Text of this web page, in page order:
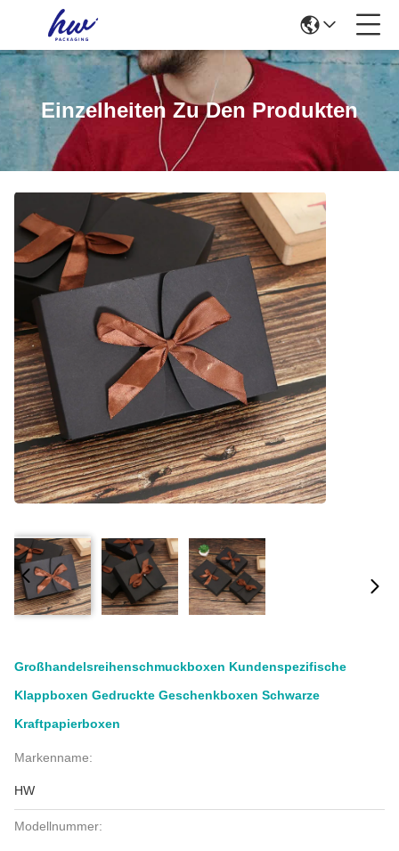
Einzelheiten Zu Den Produkten
Großhandelsreihenschmuckboxen Kundenspezifische
Klappboxen Gedruckte Geschenkboxen Schwarze
Kraftpapierboxen
Markenname:
HW
Modellnummer: